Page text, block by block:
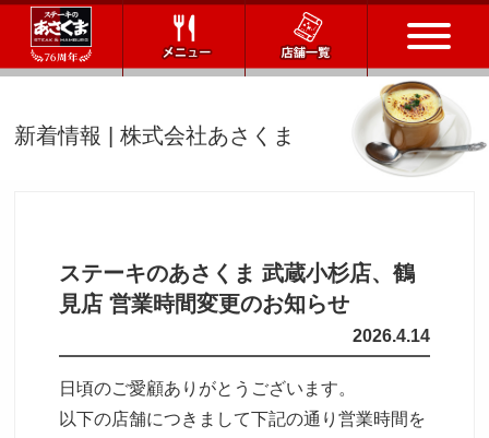
会社情報
会社概要
IR情報
通販サイト
お問い合わせ
新着情報 | 株式会社あさくま
ステーキのあさくま 武蔵小杉店、鶴
見店 営業時間変更のお知らせ
2026.4.14
日頃のご愛顧ありがとうございます。
以下の店舗につきまして下記の通り営業時間を